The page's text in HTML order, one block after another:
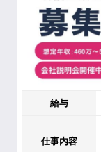
給与
仕事内容